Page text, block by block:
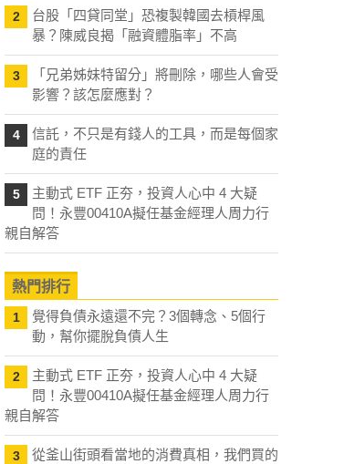
2
台股「四貸同堂」恐複製韓國去槓桿風
暴？陳威良揭「融資體脂率」不高
3
「兄弟姊妹特留分」將刪除，哪些人會受
影響？該怎麼應對？
4
信託，不只是有錢人的工具，而是每個家
庭的責任
5
主動式 ETF 正夯，投資人心中 4 大疑
問！永豐00410A擬任基金經理人周力行
親自解答
熱門排行
1
覺得負債永遠還不完？3個轉念、5個行
動，幫你擺脫負債人生
2
主動式 ETF 正夯，投資人心中 4 大疑
問！永豐00410A擬任基金經理人周力行
親自解答
3
從釜山街頭看當地的消費真相，我們買的